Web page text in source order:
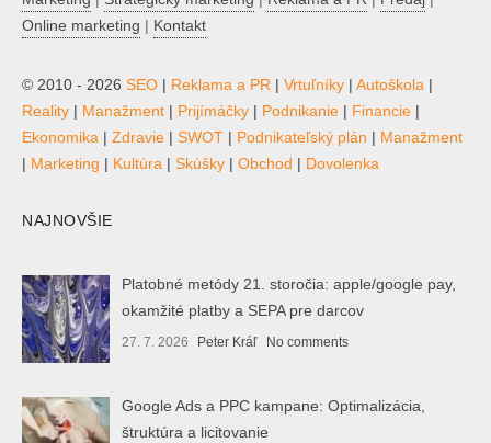
Online marketing | Kontakt
© 2010 - 2026 SEO | Reklama a PR | Vrtuľníky | Autoškola |
Reality | Manažment | Prijímáčky | Podnikanie | Financie |
Ekonomika | Zdravie | SWOT | Podnikateľský plán | Manažment
| Marketing | Kultúra | Skúšky | Obchod | Dovolenka
NAJNOVŠIE
Platobné metódy 21. storočia: apple/google pay,
okamžité platby a SEPA pre darcov
27. 7. 2026 Peter Kráľ No comments
Google Ads a PPC kampane: Optimalizácia,
štruktúra a licitovanie